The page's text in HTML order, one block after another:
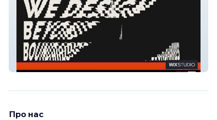
Studio Merge
Про нас